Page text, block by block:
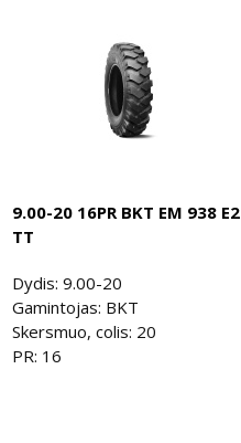
9.00-20 16PR BKT EM 938 E2
TT
Dydis: 9.00-20
Gamintojas: BKT
Skersmuo, colis: 20
PR: 16